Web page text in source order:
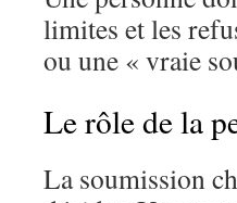
limites et les
ou une « vraie
Le rôle de la
La soumission